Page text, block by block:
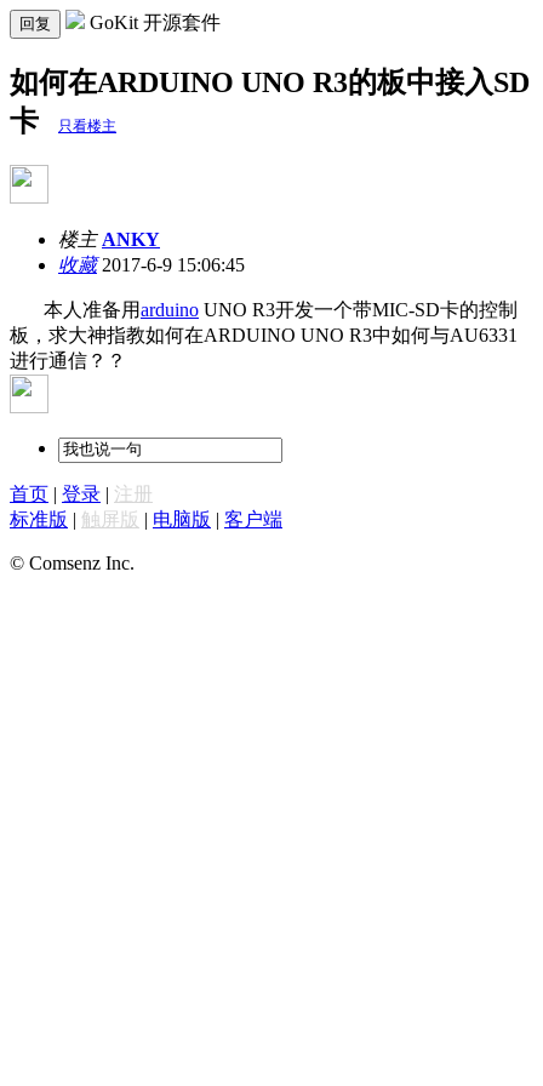
回复 GoKit 开源套件
如何在ARDUINO UNO R3的板中接入SD
卡
只看楼主
楼主 ANKY
收藏2017-6-9 15:06:45
本人准备用arduino UNO R3开发一个带MIC-SD卡的控制
板，求大神指教如何在ARDUINO UNO R3中如何与AU6331
进行通信？？
首页 | 登录 | 注册
标准版 | 触屏版 | 电脑版 | 客户端
© Comsenz Inc.